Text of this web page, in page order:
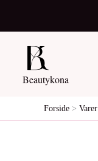
Beautykona
Forside Varer